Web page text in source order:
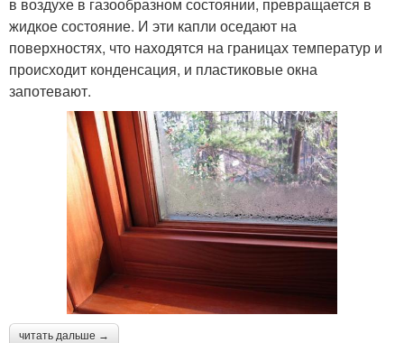
жидкое состояние. И эти капли оседают на
поверхностях, что находятся на границах температур и
происходит конденсация, и пластиковые окна
запотевают.
читать дальше →